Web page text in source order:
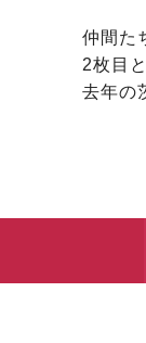
仲間た
2枚目
去年の